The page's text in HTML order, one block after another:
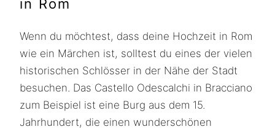
in Rom
Wenn du möchtest, dass deine Hochzeit in Rom
wie ein Märchen ist, solltest du eines der vielen
historischen Schlösser in der Nähe der Stadt
besuchen. Das Castello Odescalchi in Bracciano
zum Beispiel ist eine Burg aus dem 15.
Jahrhundert, die einen wunderschönen